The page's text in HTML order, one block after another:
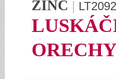
ZINC | LT2092